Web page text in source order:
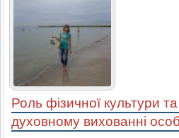
Роль фізичної культури
духовному вихованні